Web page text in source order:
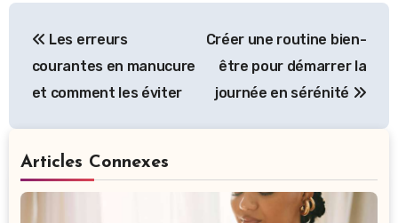
Les erreurs
courantes en manucure
et comment les éviter
Créer une routine bien-
être pour démarrer la
journée en sérénité
Articles Connexes